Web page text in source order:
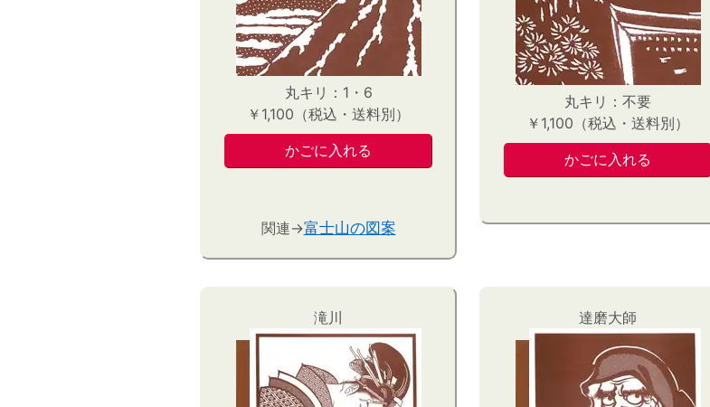
丸キリ：1・6
￥1,100（税込・送料別）
関連→富士山の図案
丸キリ：不要
￥1,100（税込・送料別）
滝川 達磨大師